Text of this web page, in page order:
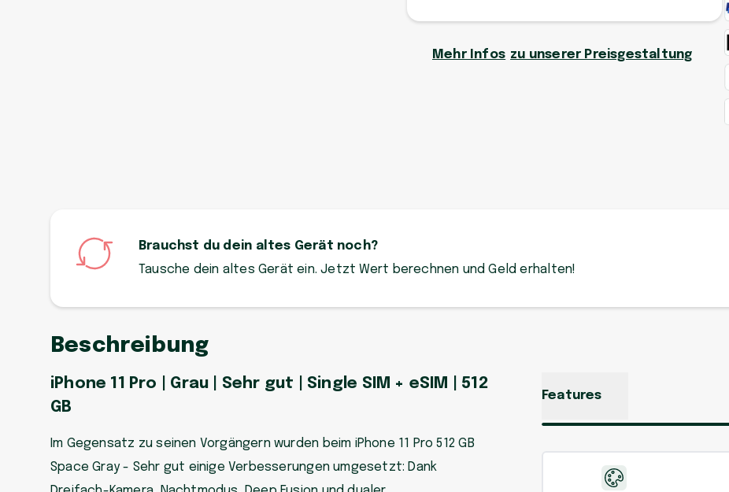
Mehr Infos zu unserer Preisgestaltung
Brauchst du dein altes Gerät noch?
Tausche dein altes Gerät ein. Jetzt Wert berechnen und Geld erhalten!
Beschreibung
iPhone 11 Pro | Grau | Sehr gut | Single SIM + eSIM | 512
GB
Im Gegensatz zu seinen Vorgängern wurden beim iPhone 11 Pro 512 GB
Space Gray - Sehr gut einige Verbesserungen umgesetzt: Dank
Features